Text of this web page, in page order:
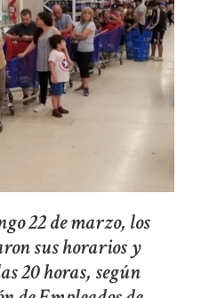
22 de marzo, los
sus horarios y
20 horas, según